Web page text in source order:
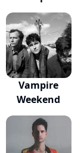
Vampire
Weekend